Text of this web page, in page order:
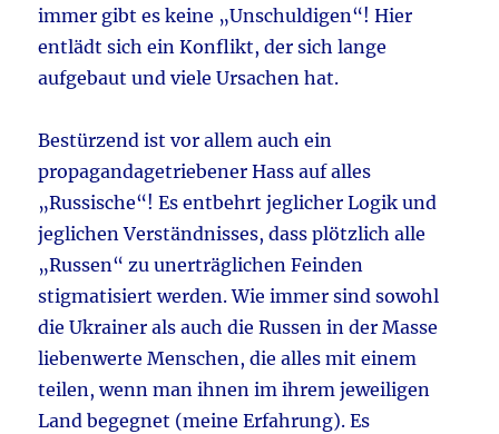
immer gibt es keine „Unschuldigen“! Hier
entlädt sich ein Konflikt, der sich lange
aufgebaut und viele Ursachen hat.
Bestürzend ist vor allem auch ein
propagandagetriebener Hass auf alles
„Russische“! Es entbehrt jeglicher Logik und
jeglichen Verständnisses, dass plötzlich alle
„Russen“ zu unerträglichen Feinden
stigmatisiert werden. Wie immer sind sowohl
die Ukrainer als auch die Russen in der Masse
liebenwerte Menschen, die alles mit einem
teilen, wenn man ihnen im ihrem jeweiligen
Land begegnet (meine Erfahrung). Es